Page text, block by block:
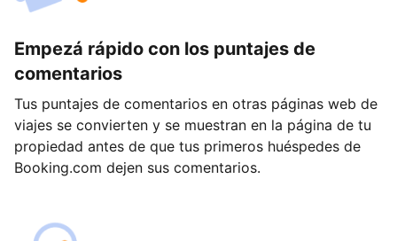
Empezá rápido con los puntajes de
comentarios
Tus puntajes de comentarios en otras páginas web de
viajes se convierten y se muestran en la página de tu
propiedad antes de que tus primeros huéspedes de
Booking.com dejen sus comentarios.